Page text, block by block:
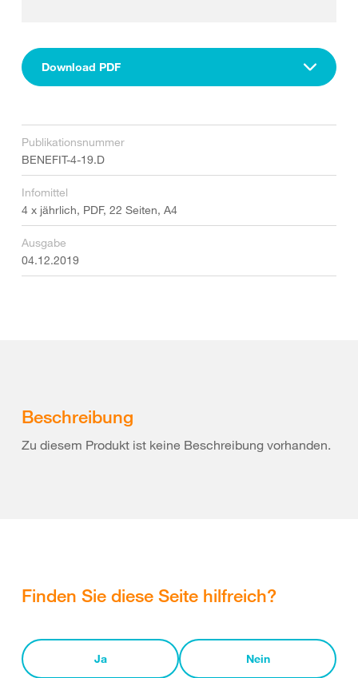
Download PDF
Publikationsnummer
BENEFIT-4-19.D
Infomittel
4 x jährlich, PDF, 22 Seiten, A4
Ausgabe
04.12.2019
Beschreibung
Zu diesem Produkt ist keine Beschreibung vorhanden.
Finden Sie diese Seite hilfreich?
Ja Nein